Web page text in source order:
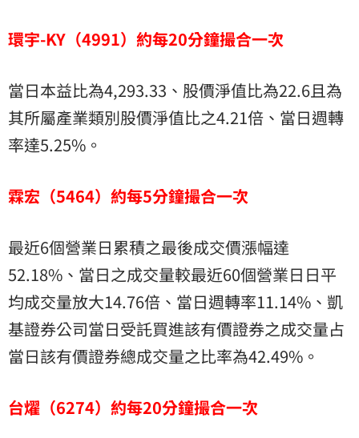
環宇-KY（4991）約每20分鐘撮合一次
當日本益比為4,293.33、股價淨值比為22.6且為
其所屬產業類別股價淨值比之4.21倍、當日週轉
率達5.25%。
霖宏（5464）約每5分鐘撮合一次
最近6個營業日累積之最後成交價漲幅達
52.18%、當日之成交量較最近60個營業日日平
均成交量放大14.76倍、當日週轉率11.14%、凱
基證券公司當日受託買進該有價證券之成交量占
當日該有價證券總成交量之比率為42.49%。
台燿（6274）約每20分鐘撮合一次